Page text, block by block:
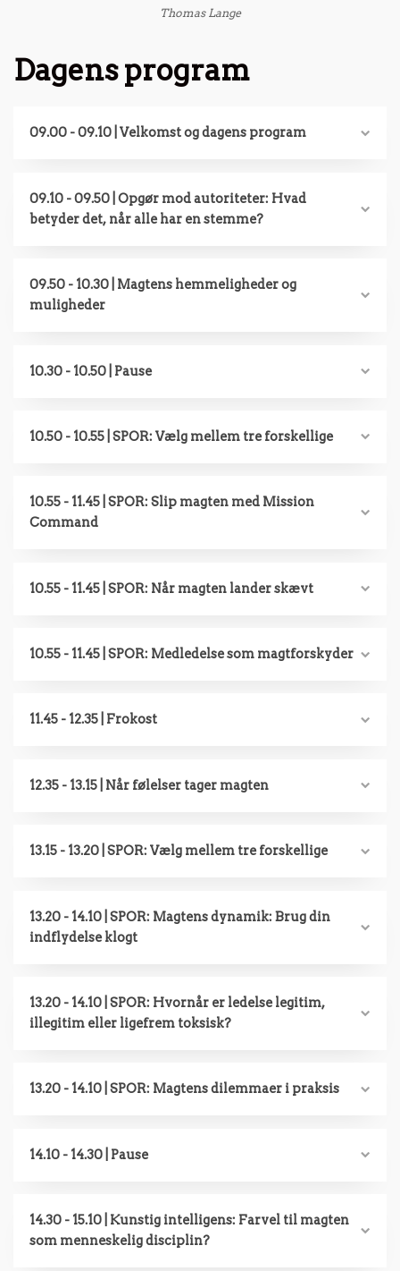
Thomas Lange
Dagens program
09.00 - 09.10 | Velkomst og dagens program
09.10 - 09.50 | Opgør mod autoriteter: Hvad
betyder det, når alle har en stemme?
09.50 - 10.30 | Magtens hemmeligheder og
muligheder
10.30 - 10.50 | Pause
10.50 - 10.55 | SPOR: Vælg mellem tre forskellige
10.55 - 11.45 | SPOR: Slip magten med Mission
Command
10.55 - 11.45 | SPOR: Når magten lander skævt
10.55 - 11.45 | SPOR: Medledelse som magtforskyder
11.45 - 12.35 | Frokost
12.35 - 13.15 | Når følelser tager magten
13.15 - 13.20 | SPOR: Vælg mellem tre forskellige
13.20 - 14.10 | SPOR: Magtens dynamik: Brug din
indflydelse klogt
13.20 - 14.10 | SPOR: Hvornår er ledelse legitim,
illegitim eller ligefrem toksisk?
13.20 - 14.10 | SPOR: Magtens dilemmaer i praksis
14.10 - 14.30 | Pause
14.30 - 15.10 | Kunstig intelligens: Farvel til magten
som menneskelig disciplin?